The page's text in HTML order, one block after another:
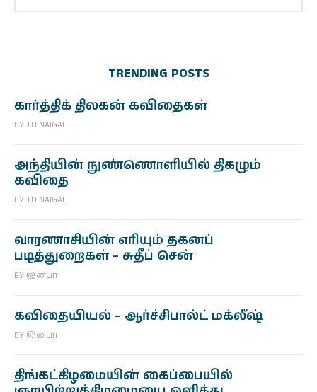
TRENDING POSTS
கார்த்திக் திலகன் கவிதைகள்
BY THINAIGAL
அந்தியின் நுண்ணொளியில் திகழும்
கவிதை
BY THINAIGAL
வாரணாசியின் எரியும் தகனப்
படித்துறைகள் – சுதீப் சென்
BY இன்பா
கவிதையியல் – ஆர்ச்சிபால்ட் மக்லீஷ்
BY இன்பா
திங்கட்கிழமையின் கைப்பையில்